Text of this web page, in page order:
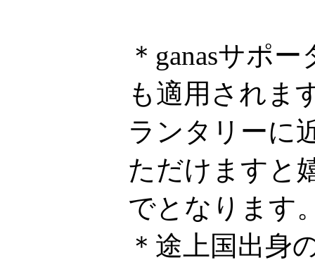
＊ganasサポ
も適用されま
ランタリーに
ただけますと
でとなります
＊途上国出身